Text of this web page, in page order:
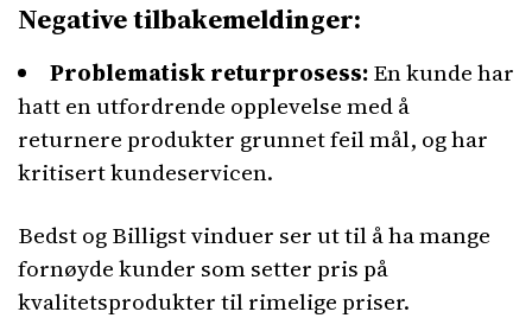
Negative tilbakemeldinger:
Problematisk returprosess:En kunde har
hatt en utfordrende opplevelse med å
returnere produkter grunnet feil mål, og har
kritisert kundeservicen.
Bedst og Billigst vinduer ser ut til å ha mange
fornøyde kunder som setter pris på
kvalitetsprodukter til rimelige priser.